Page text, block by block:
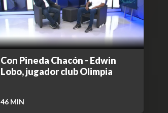
Con Pineda Chacón - Edwin
Lobo, jugador club Olimpia
46 MIN